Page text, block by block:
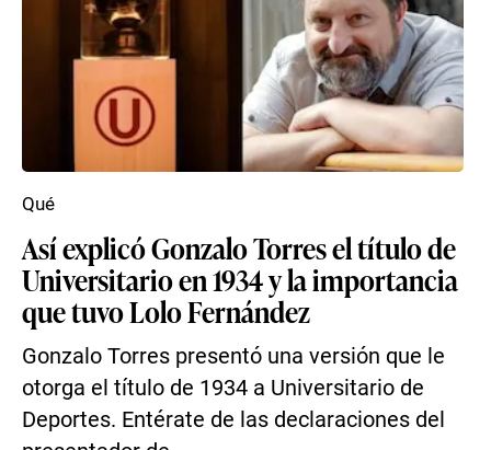
Así explicó Gonzalo Torres el título de
Universitario en 1934 y la importancia
que tuvo Lolo Fernández
Gonzalo Torres presentó una versión que le
otorga el título de 1934 a Universitario de
Deportes. Entérate de las declaraciones del
Qué